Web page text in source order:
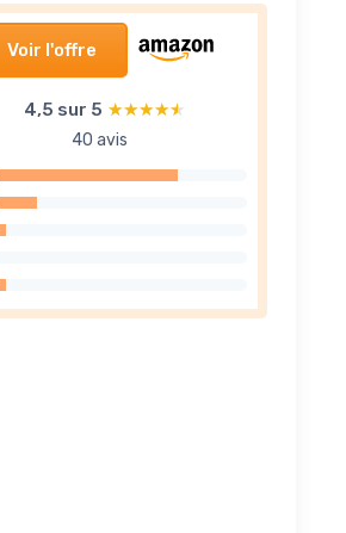
Voir l'offre
4,5 sur 5 ★★★★★
★★★★★
40 avis